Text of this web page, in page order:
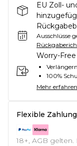
EU Zoll-
Ausschlüsse
Worry-
100%
Mehr erfahren
Flexible
18+, AGB